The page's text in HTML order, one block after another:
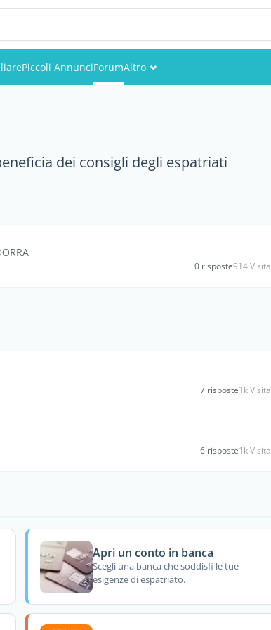
Piccoli AnnunciForumAltro
Foto
dei consigli degli espatriati
0 risposte914 Visita
7 risposte1k Visita
6 risposte1k Visita
Apri un conto in banca
Scegli una banca che soddisfi le tue
esigenze di espatriato.